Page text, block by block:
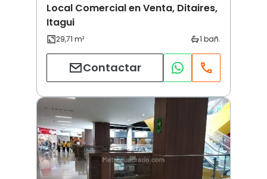
Local Comercial en Venta, Ditaires,
Itagui
Contactar